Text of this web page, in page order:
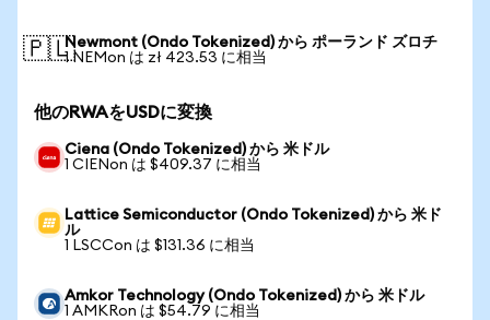
🇵🇱Newmont (Ondo Tokenized) から ポーランド ズロチ
1 NEMon は zł 423.53 に相当
他のRWAをUSDに変換
Ciena (Ondo Tokenized) から 米ドル
1 CIENon は $409.37 に相当
Lattice Semiconductor (Ondo Tokenized) から 米ド
ル
1 LSCCon は $131.36 に相当
Amkor Technology (Ondo Tokenized) から 米ドル
1 AMKRon は $54.79 に相当